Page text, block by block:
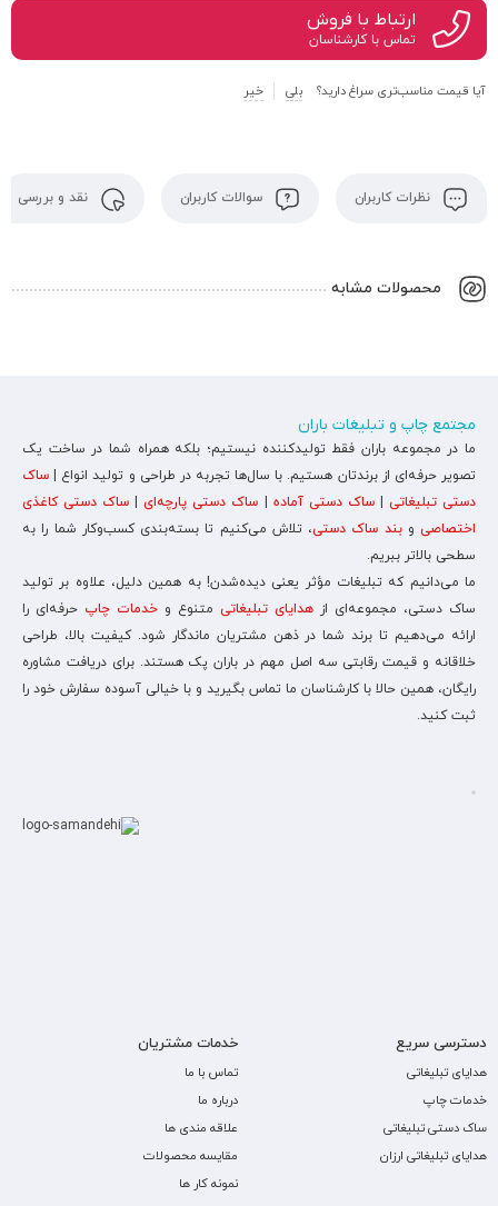
ارتباط با فروش
تماس با کارشناسان
آیا قیمت مناسب‌تری سراغ دارید؟ بلی خیر
نظرات کاربران سوالات کاربران نقد و بررسی
محصولات مشابه
مجتمع چاپ و تبلیغات باران
ما در مجموعه باران فقط تولیدکننده نیستیم؛ بلکه همراه شما در ساخت یک
تصویر حرفه‌ای از برندتان هستیم. با سال‌ها تجربه در طراحی و تولید انواع | ساک
دستی تبلیغاتی |ساک دستی آماده | ساک دستی پارچه‌ای| ساک دستی کاغذی
اختصاصی وبند ساک دستی، تلاش می‌کنیم تا بسته‌بندی کسب‌وکار شما را به
سطحی بالاتر ببریم.
ما می‌دانیم که تبلیغات مؤثر یعنی دیده‌شدن! به همین دلیل، علاوه بر تولید
ساک دستی، مجموعه‌ای از هدایای تبلیغاتی متنوع و خدمات چاپ حرفه‌ای را
ارائه می‌دهیم تا برند شما در ذهن مشتریان ماندگار شود. کیفیت بالا، طراحی
خلاقانه و قیمت رقابتی سه اصل مهم در باران پک هستند. برای دریافت مشاوره
رایگان، همین حالا با کارشناسان ما تماس بگیرید و با خیالی آسوده سفارش خود را
ثبت کنید.
دسترسی سریع
هدایای تبلیغاتی
خدمات چاپ
ساک دستی تبلیغاتی
هدایای تبلیغاتی ارزان
خدمات مشتریان
تماس با ما
درباره ما
علاقه مندی ها
مقایسه محصولات
نمونه کار ها